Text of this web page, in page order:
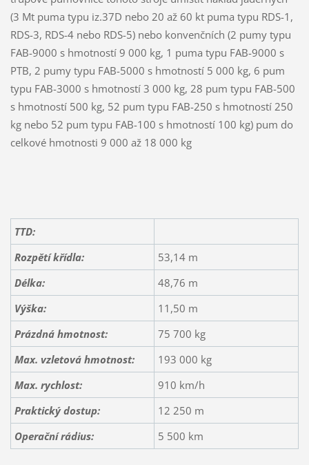
(3 Mt puma typu iz.37D nebo 20 až 60 kt puma typu RDS-1,
RDS-3, RDS-4 nebo RDS-5) nebo konvenčních (2 pumy typu
FAB-9000 s hmotností 9 000 kg, 1 puma typu FAB-9000 s
PTB, 2 pumy typu FAB-5000 s hmotností 5 000 kg, 6 pum
typu FAB-3000 s hmotností 3 000 kg, 28 pum typu FAB-500
s hmotností 500 kg, 52 pum typu FAB-250 s hmotností 250
kg nebo 52 pum typu FAB-100 s hmotností 100 kg) pum do
celkové hmotnosti 9 000 až 18 000 kg
TTD:
Rozpětí křídla:
53,14 m
Délka:
48,76 m
Výška:
11,50 m
Prázdná hmotnost:
75 700 kg
Max. vzletová hmotnost:
193 000 kg
Max. rychlost:
910 km/h
Praktický dostup:
12 250 m
Operační rádius:
5 500 km